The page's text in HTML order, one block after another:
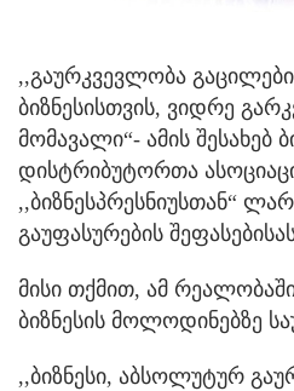
,,გაურკვევლობა
ბიზნესისთვის, ვიდრე
მომავალი“- ამის შესახებ
დისტრიბუტორთა
,,ბიზნესპრესნიუსთან“
გაუფასურების
მისი თქმით, ამ
ბიზნესის მოლოდინებზე
,,ბიზნესი, აბსოლუტურ